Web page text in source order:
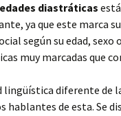
diastráticas
ya que este marca
según su edad,
muy marcadas que
lingüística diferente de
hablantes de esta. Se